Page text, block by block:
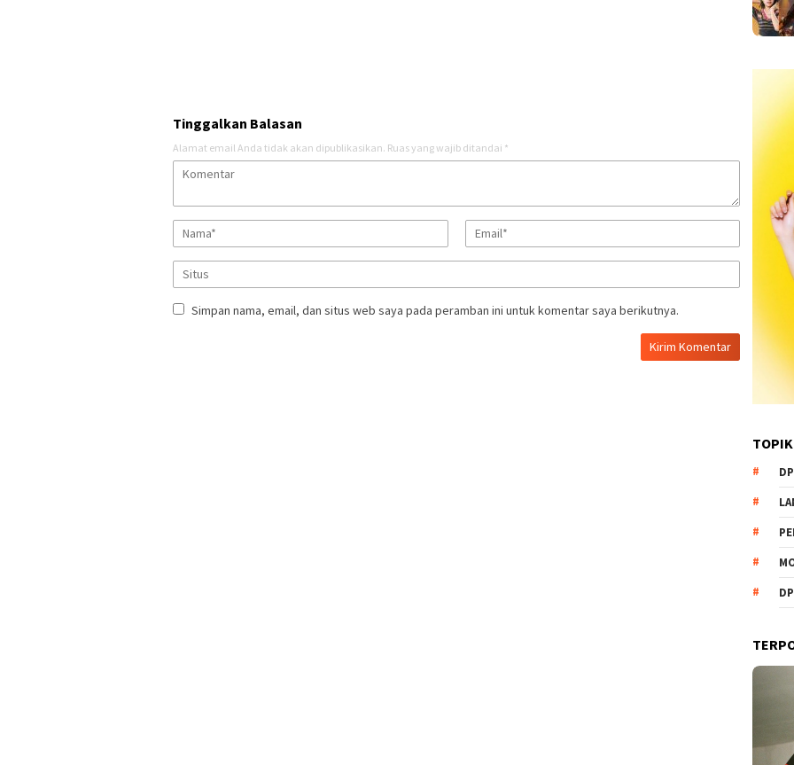
Tinggalkan Balasan
Alamat email Anda tidak akan dipublikasikan. Ruas yang wajib ditandai *
Simpan nama, email, dan situs web saya pada peramban ini untuk komentar saya berikutnya.